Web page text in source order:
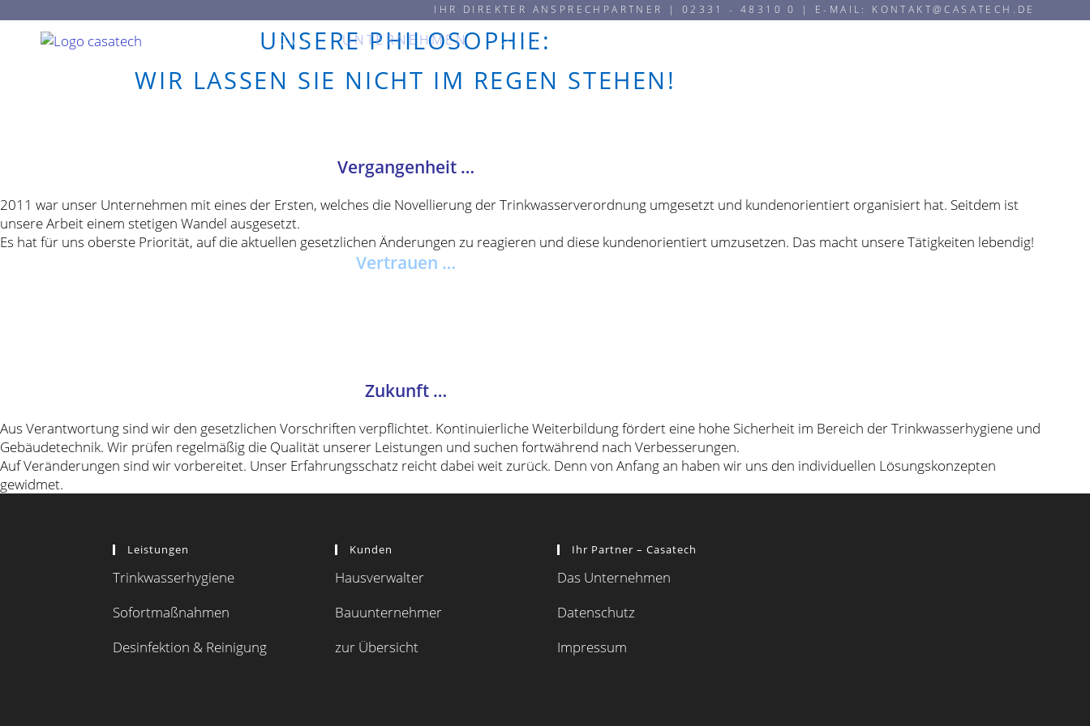
Inhalt
springen
IHR DIREKTER ANSPRECHPARTNER | 02331 - 48310 0 | E-MAIL: KONTAKT@CASATECH.DE
HOME UNTERNEHMEN LEISTUNGEN
UNSERE PHILOSOPHIE:
WIR LASSEN SIE NICHT IM REGEN STEHEN!
Vergangenheit …
2011 war unser Unternehmen mit eines der Ersten, welches die Novellierung der Trinkwasserverordnung umgesetzt und kundenorientiert organisiert hat. Seitdem ist
unsere Arbeit einem stetigen Wandel ausgesetzt.
Es hat für uns oberste Priorität, auf die aktuellen gesetzlichen Änderungen zu reagieren und diese kundenorientiert umzusetzen. Das macht unsere Tätigkeiten lebendig!
Vertrauen …
Zukunft …
Aus Verantwortung sind wir den gesetzlichen Vorschriften verpflichtet. Kontinuierliche Weiterbildung fördert eine hohe Sicherheit im Bereich der Trinkwasserhygiene und
Gebäudetechnik. Wir prüfen regelmäßig die Qualität unserer Leistungen und suchen fortwährend nach Verbesserungen.
Auf Veränderungen sind wir vorbereitet. Unser Erfahrungsschatz reicht dabei weit zurück. Denn von Anfang an haben wir uns den individuellen Lösungskonzepten
gewidmet.
Leistungen
Trinkwasserhygiene
Sofortmaßnahmen
Desinfektion & Reinigung
Kunden
Hausverwalter
Bauunternehmer
zur Übersicht
Ihr Partner – Casatech
Das Unternehmen
Datenschutz
Impressum